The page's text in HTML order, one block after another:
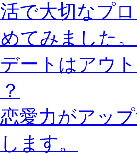
で大切なプ
てみました。
ートはアウ
恋愛力がアッ
ます。